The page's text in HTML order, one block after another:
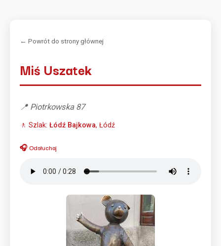
← Powrót do strony głównej
Miś Uszatek
📍 Piotrkowska 87
🚶 Szlak: Łódź Bajkowa, Łódź
🎧 Odsłuchaj